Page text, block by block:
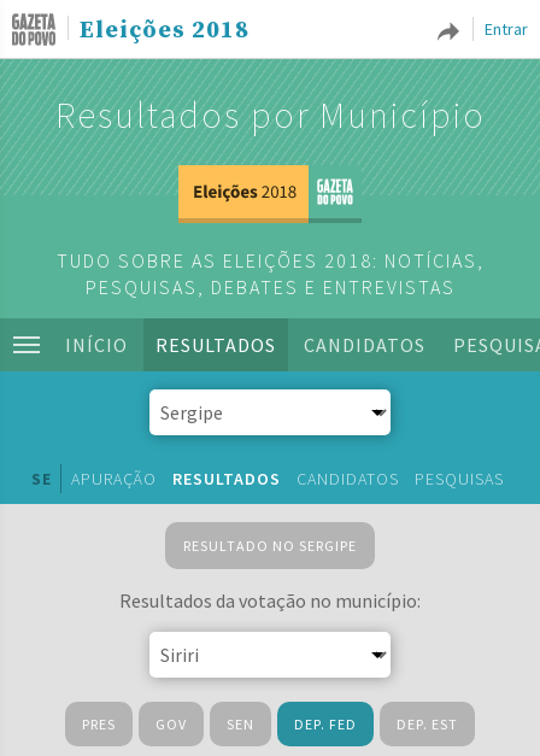
Entrar
Eleições 2018
Resultados por Município
TUDO SOBRE AS ELEIÇÕES 2018: NOTÍCIAS,
PESQUISAS, DEBATES E ENTREVISTAS
INÍCIO RESULTADOS CANDIDATOS
SE APURAÇÃO RESULTADOS CANDIDATOS PESQUISAS
RESULTADO NO SERGIPE
Resultados da votação no município:
PRES GOV SEN DEP. FED DEP. EST